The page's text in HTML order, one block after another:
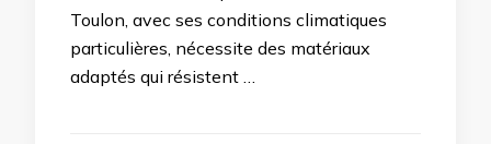
Toulon, avec ses conditions climatiques
particulières, nécessite des matériaux
adaptés qui résistent …